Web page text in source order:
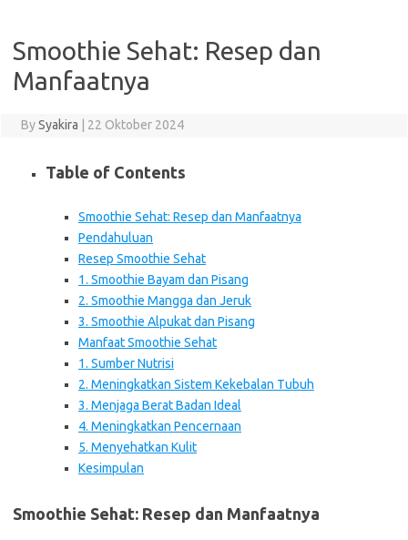
Smoothie Sehat: Resep dan
Manfaatnya
BySyakira 22 Oktober 2024
Table of Contents
Smoothie Sehat: Resep dan Manfaatnya
Pendahuluan
Resep Smoothie Sehat
1. Smoothie Bayam dan Pisang
2. Smoothie Mangga dan Jeruk
3. Smoothie Alpukat dan Pisang
Manfaat Smoothie Sehat
1. Sumber Nutrisi
2. Meningkatkan Sistem Kekebalan Tubuh
3. Menjaga Berat Badan Ideal
4. Meningkatkan Pencernaan
5. Menyehatkan Kulit
Kesimpulan
Smoothie Sehat: Resep dan Manfaatnya